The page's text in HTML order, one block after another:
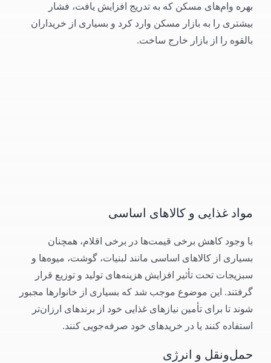
بهره وام‌های مسکن که به تدریج افزایش یافت، فشار
بیشتری را به بازار مسکن وارد کرد و بسیاری از خریداران
بالقوه را از بازار خارج ساخت.
مواد غذایی و کالاهای اساسی
با وجود کاهش برخی قیمت‌ها در برخی اقلام، همچنان
بسیاری از کالاهای اساسی مانند لبنیات، گوشت، میوه‌ها و
سبزیجات تحت تأثیر افزایش هزینه‌های تولید و توزیع قرار
گرفتند. این موضوع موجب شد که بسیاری از خانوارها مجبور
شوند تا برای تأمین نیازهای غذایی خود از برندهای ارزان‌تر
استفاده کنند یا در خریدهای خود صرفه‌جویی کنند.
حمل‌ونقل و انرژی